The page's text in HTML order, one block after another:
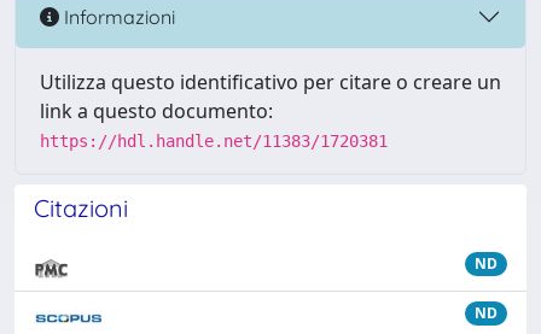
Informazioni
Utilizza questo identificativo per citare o creare un
link a questo documento:
https://hdl.handle.net/11383/1720381
Citazioni
ND
ND